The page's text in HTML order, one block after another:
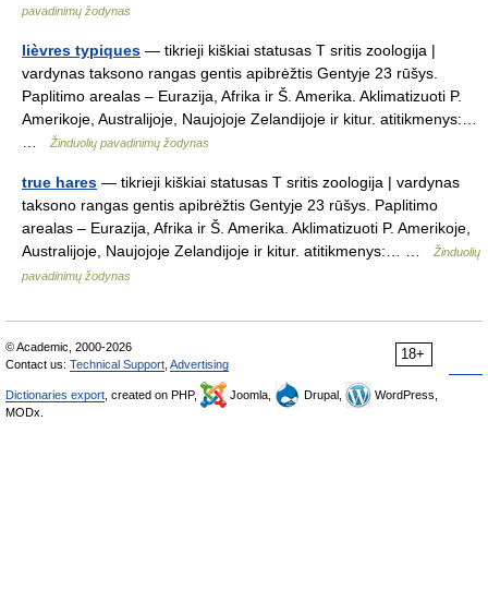
pavadinimų žodynas
lièvres typiques — tikrieji kiškiai statusas T sritis zoologija |
vardynas taksono rangas gentis apibrėžtis Gentyje 23 rūšys.
Paplitimo arealas – Eurazija, Afrika ir Š. Amerika. Aklimatizuoti P.
Amerikoje, Australijoje, Naujojoje Zelandijoje ir kitur. atitikmenys:…
Žinduolių pavadinimų žodynas
true hares — tikrieji kiškiai statusas T sritis zoologija | vardynas
taksono rangas gentis apibrėžtis Gentyje 23 rūšys. Paplitimo
arealas – Eurazija, Afrika ir Š. Amerika. Aklimatizuoti P. Amerikoje,
Australijoje, Naujojoje Zelandijoje ir kitur. atitikmenys:… …
Žinduolių
pavadinimų žodynas
18+
© Academic, 2000-2026
Contact us: Technical Support Advertising
Dictionaries export , created on PHP, Joomla, Drupal,
WordPress,
MODx.